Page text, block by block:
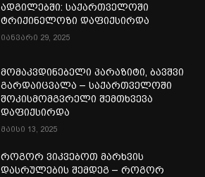
ადგილებში: საქართველოში
ტრიქინელოზი დაფიქსირდა
იანვარი 29, 2025
მომაკვდინებელი პარაზიტი, ბავშვი
გარდაიცვალა – საქართველოში
შოკისმომგვრელი შემთხვევა
დაფიქსირდა
მაისი 13, 2025
როგორ ვიკვებოთ მარხვის
დასრულების შემდეგ – როგორ